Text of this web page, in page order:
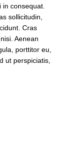
consequat.
sollicitudin,
Cras
Aenean
porttitor eu,
ut perspiciatis,